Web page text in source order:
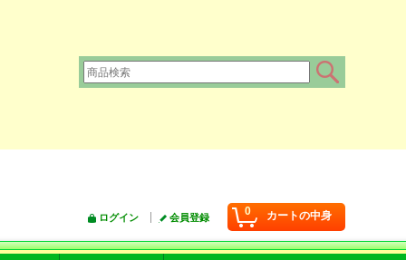
0 カートの中身
ログイン 会員登録